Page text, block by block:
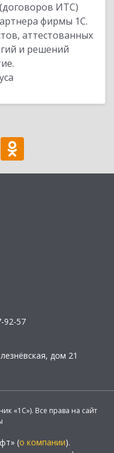
ИТС)
фирмы 1С.
аттестованных
и решений
92-57
дом 21
«1С»). Все права на сайт
(о компании).